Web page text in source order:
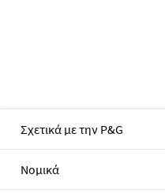
Σχετικά με την P&G
Νομικά